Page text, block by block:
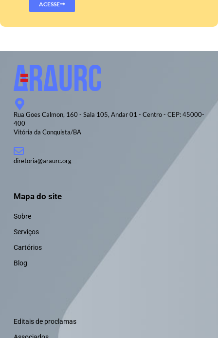
ACESSE
Rua Goes Calmon, 160 - Sala 105, Andar 01 - Centro - CEP: 45000-
400
Vitória da Conquista/BA
diretoria@araurc.org
Mapa do site
Sobre
Serviços
Cartórios
Blog
Editais de proclamas